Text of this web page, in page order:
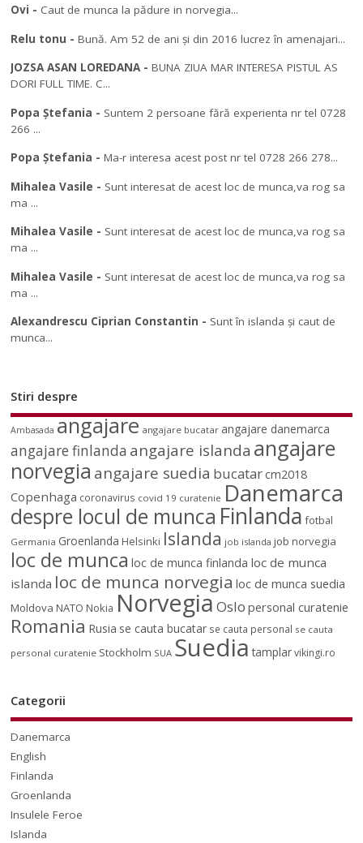
Ovi - Caut de munca la pădure in norvegia...
Relu tonu -Bună. Am 52 de ani și din 2016 lucrez în amenajari...
JOZSA ASAN LOREDANA-BUNA ZIUA MAR INTERESA PISTUL AS
DORI FULL TIME. C...
Popa Ștefania - Suntem 2 persoane fără experienta nr tel 0728
266 ...
Popa Ștefania -Ma-r interesa acest post nr tel 0728 266 278...
Mihalea Vasile - Sunt interesat de acest loc de munca,va rog sa
ma ...
Mihalea Vasile - Sunt interesat de acest loc de munca,va rog sa
ma ...
Mihalea Vasile - Sunt interesat de acest loc de munca,va rog sa
ma ...
Alexandrescu Ciprian Constantin - Sunt în islanda și caut de
munca...
Stiri despre
Ambasada angajare angajare bucatar angajare danemarca
angajare finlanda angajare islanda angajare
norvegia angajare suedia bucatarcm2018
Copenhaga coronavirus covid 19 curatenie Danemarca
despre locul de munca Finlanda fotbal
Germania Groenlanda Helsinki Islanda job islanda job norvegia
loc de munca loc de munca finlanda loc de munca
islanda loc de munca norvegia loc de munca suedia
Moldova NATO Nokia NorvegiaOslo personal curatenie
Romania Rusia se cauta bucatar se cauta personal se cauta
personal curatenie Stockholm SUA Suedia tamplar vikingi.ro
Categorii
Danemarca
English
Finlanda
Groenlanda
Insulele Feroe
Islanda